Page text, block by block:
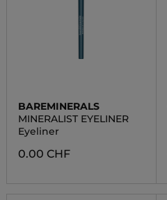
BAREMINERALS
MINERALIST EYELINER
Eyeliner
0.00 CHF